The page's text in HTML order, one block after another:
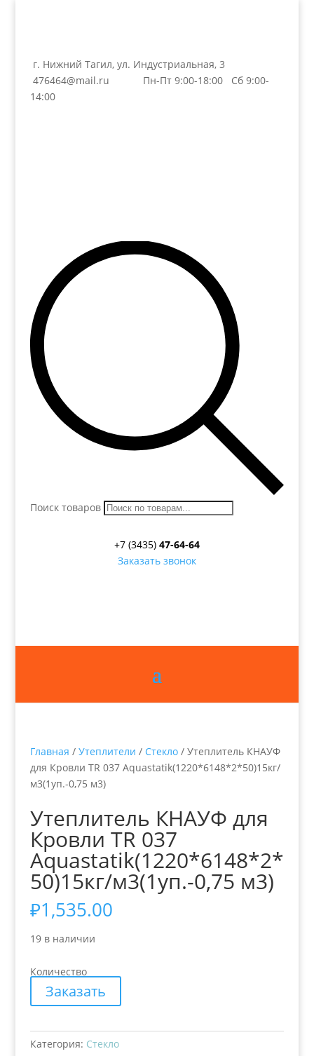
г. Нижний Тагил, ул. Индустриальная, 3
476464@mail.ru
Пн-Пт 9:00-18:00 Сб 9:00-
14:00
Поиск товаров
+7 (3435) 47-64-64
Заказать звонок
Главная / Утеплители / Стекло/ Утеплитель КНАУФ
для Кровли TR 037 Aquastatik(1220*6148*2*50)15кг/
м3(1уп.-0,75 м3)
Утеплитель КНАУФ для
Кровли TR 037
Aquastatik(1220*6148*2*
50)15кг/м3(1уп.-0,75 м3)
₽1,535.00
19 в наличии
Количество
Заказать
Категория: Стекло